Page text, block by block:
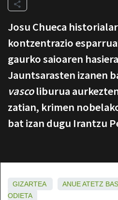
Josu Chueca
kontzentrazio
gaurko saioaren
Jauntsarasten izanen
vascoliburua
zatian, krimen
bat izan dugu Irantzu
GIZARTEA ANUEATETZ
ODIETA